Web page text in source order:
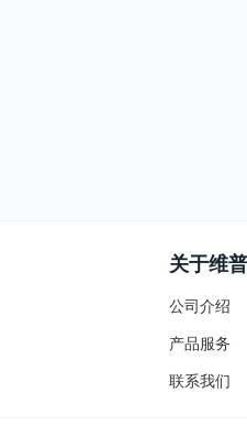
关于维普
公司介绍
产品服务
联系我们